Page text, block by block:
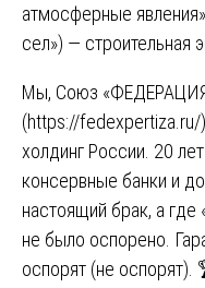
атмосферные
сел») — строительная
Мы, Союз
(https://fedexpertiza.ru/
холдинг России. 20
консервные банки и
настоящий брак, а
не было оспорено.
оспорят (не оспорят).